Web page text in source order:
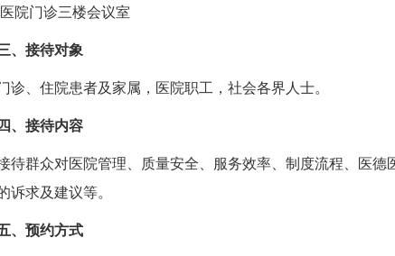
院门诊三楼会议室
、接待对象
诊、住院患者及家属，医院职工，社会各界人士。
、接待内容
待群众对医院管理、质量安全、服务效率、制度流程、医
诉求及建议等。
、预约方式